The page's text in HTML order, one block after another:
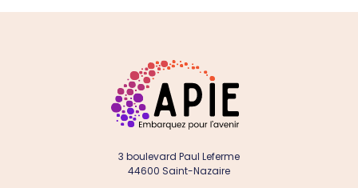
3 boulevard Paul Leferme
44600 Saint-Nazaire